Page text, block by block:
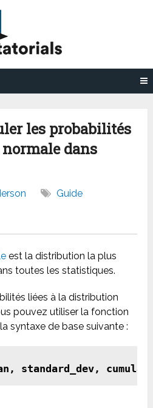
les probabilités
dans
Guide
est la distribution la plus
toutes les statistiques.
liées à la distribution
pouvez utiliser la fonction
la syntaxe de base suivante :
standard_dev,